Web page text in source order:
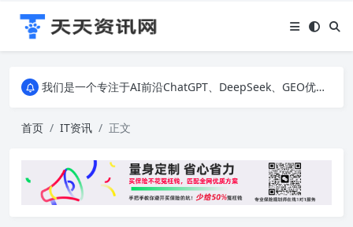
我们是一个专注于AI前沿ChatGPT、DeepSeek、GEO优化、SEO优化、建站技术、私域运营、直播间搭建、励志美文和生活百科等多个领域的知识科普网站。无论您是对AI技术、建站技术、营销运营、还是IT科技感兴趣，我们都为您提供最新、最有趣的资讯。
我们是一个专注于AI前沿ChatGPT、DeepSeek、GEO优化、SEO优化、建站技术、私域运营、直播间搭建、励志美文和生活百科等多个领域的知识科普网站。无论您是对AI技术、建站技术、营销运营、还是IT科技感兴趣，我们都为您提供最新、最有趣的资讯。
首页 IT资讯 正文